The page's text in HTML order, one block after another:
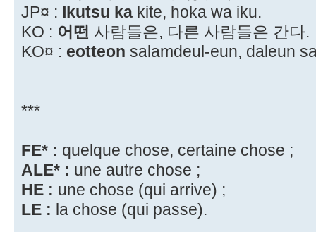
JP¤ : Ikutsu ka kite, hoka wa iku.
KO : 어떤 사람들은, 다른 사람들은 간다.
KO¤ : eotteon salamdeul-eun, daleun
***
FE* : quelque chose, certaine chose ;
ALE* : une autre chose ;
HE : une chose (qui arrive) ;
LE : la chose (qui passe).